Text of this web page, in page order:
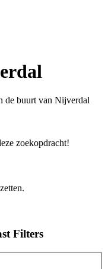
de buurt van Nijverdal
zoekopdracht!
Filters